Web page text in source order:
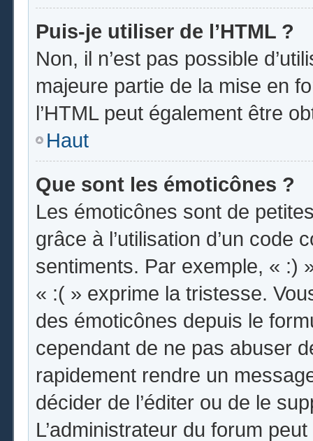
Puis-je utiliser de l’HTML ?
Non, il n’est pas possible
majeure partie de la mise en
l’HTML peut également être
Haut
Que sont les émoticônes ?
Les émoticônes sont de
grâce à l’utilisation d’un code
sentiments. Par exemple, « :)
« :( » exprime la tristesse.
des émoticônes depuis le
cependant de ne pas abuser
rapidement rendre un
décider de l’éditer ou de le
L’administrateur du forum